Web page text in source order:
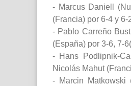
- Marcus Daniell
(Francia) por 6-4 y 6-
- Pablo Carreño
(España) por 3-6, 7-
- Hans Podlipnik-
Nicolás Mahut
- Marcin Matkowski